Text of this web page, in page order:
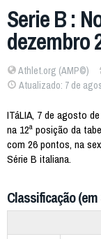
Serie B :
dezembro
Athlet.org (AMP©)
Atualizado: 7 de
ITáLIA, 7 de agosto
na 12ª posição da
com 26 pontos, na
Série B italiana.
Classificação (em